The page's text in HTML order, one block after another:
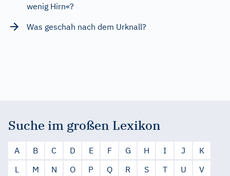
wenig Hirn«?
Was geschah nach dem Urknall?
Suche im großen Lexikon
A B C D E F G H I J
K
L
M N O P Q R S T U
V